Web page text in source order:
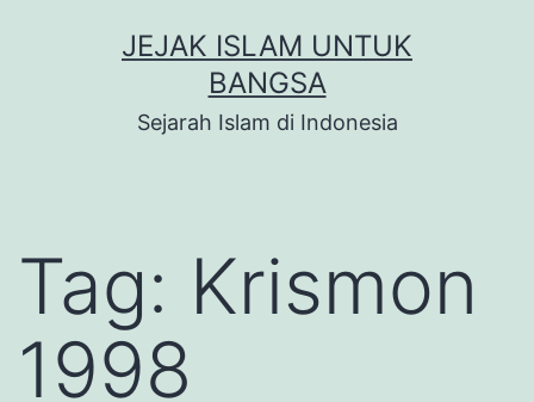
JEJAK ISLAM UNTUK
BANGSA
Sejarah Islam di Indonesia
Tag: Krismon
1998